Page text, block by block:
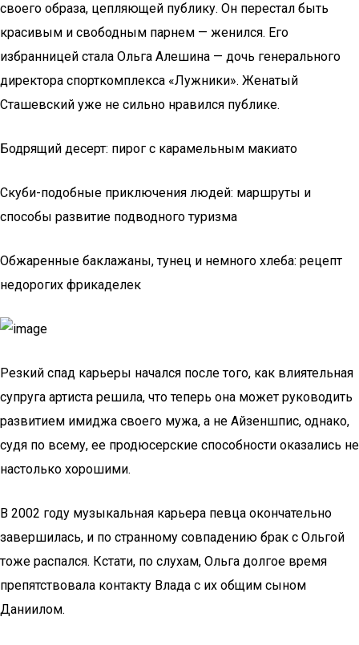
своего образа, цепляющей публику. Он перестал быть
красивым и свободным парнем — женился. Его
избранницей стала Ольга Алешина — дочь генерального
директора спорткомплекса «Лужники». Женатый
Сташевский уже не сильно нравился публике.
Бодрящий десерт: пирог с карамельным макиато
Скуби-подобные приключения людей: маршруты и
способы развитие подводного туризма
Обжаренные баклажаны, тунец и немного хлеба: рецепт
недорогих фрикаделек
Резкий спад карьеры начался после того, как влиятельная
супруга артиста решила, что теперь она может руководить
развитием имиджа своего мужа, а не Айзеншпис, однако,
судя по всему, ее продюсерские способности оказались не
настолько хорошими.
В 2002 году музыкальная карьера певца окончательно
завершилась, и по странному совпадению брак с Ольгой
тоже распался. Кстати, по слухам, Ольга долгое время
препятствовала контакту Влада с их общим сыном
Даниилом.